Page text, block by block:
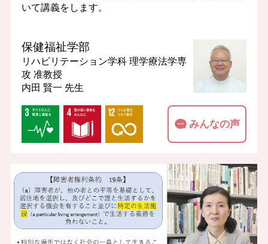
いて講義をします。
保健福祉学部
リハビリテーション学科 理学療法学専
攻 准教授
内田 賢一 先生
みんなの声